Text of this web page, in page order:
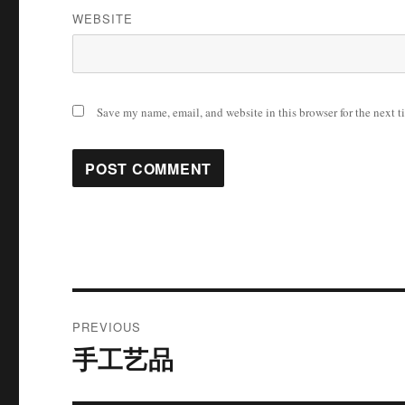
WEBSITE
Save my name, email, and website in this browser for the next
navigation
PREVIOUS
Previous
post:
手工艺品